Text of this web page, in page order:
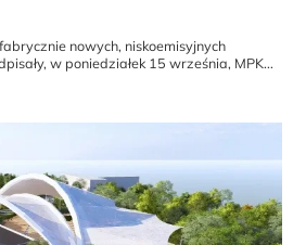
nowych, niskoemisyjnych
w poniedziałek 15 września, MPK...